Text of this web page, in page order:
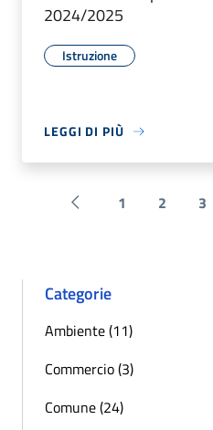
2024/2025
Istruzione
LEGGI DI PIÙ
Pagina precedente
1 2 3
Categorie
Ambiente (11)
Commercio (3)
Comune (24)